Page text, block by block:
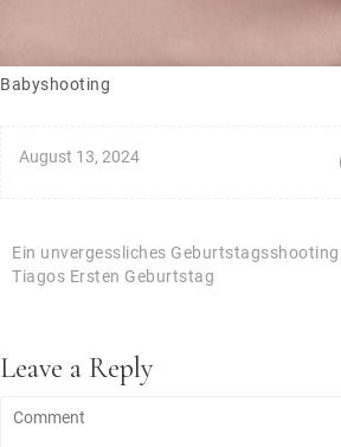
Babyshooting
August 13, 2024
Beitragsnavigation
Ein unvergessliches
Tiagos Ersten Geburtstag
Leave a Reply